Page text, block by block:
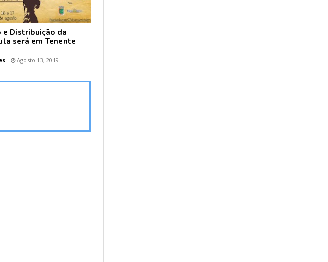
e Distribuição da
será em Tenente
Agosto 13, 2019